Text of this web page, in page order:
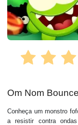
Om Nom Bounce
Conheça um monstro
a resistir contra